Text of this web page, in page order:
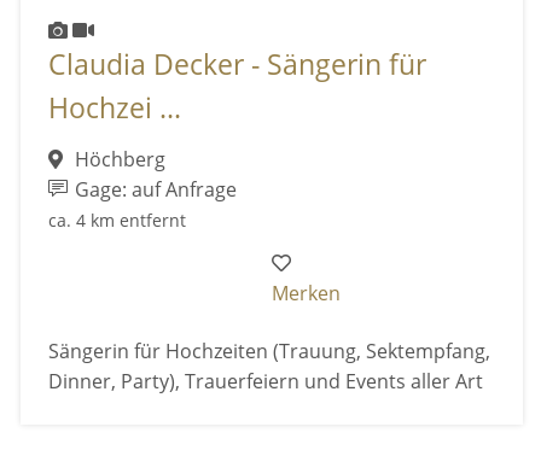
Claudia Decker - Sängerin für
Hochzei ...
Höchberg
Gage: auf Anfrage
ca. 4 km entfernt
Merken
Sängerin für Hochzeiten (Trauung, Sektempfang,
Dinner, Party), Trauerfeiern und Events aller Art